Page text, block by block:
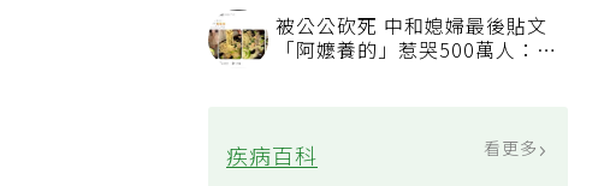
看順位還要看資格
被公公砍死 中和媳婦最後貼文
疾病百科